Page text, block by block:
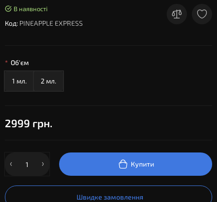
В наявності
Код: PINEAPPLE EXPRESS
Об'єм
1 мл. 2 мл.
2999 грн.
Купити
Швидке замовлення